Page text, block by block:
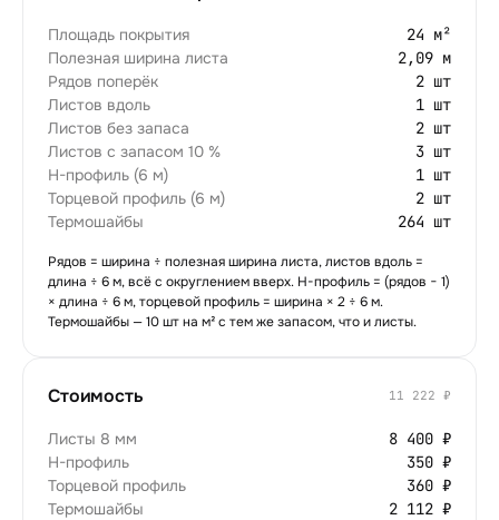
Площадь покрытия
24 м²
Полезная ширина листа
2,09 м
Рядов поперёк
2 шт
Листов вдоль
1 шт
Листов без запаса
2 шт
Листов с запасом 10 %
3 шт
H-профиль (6 м)
1 шт
Торцевой профиль (6 м)
2 шт
Термошайбы
264 шт
Рядов = ширина ÷ полезная ширина листа, листов вдоль =
длина ÷ 6м, всё с округлением вверх. H-профиль = (рядов − 1)
× длина ÷ 6м, торцевой профиль = ширина × 2 ÷ 6м.
Термошайбы —10шт на м² с тем же запасом, что и листы.
Стоимость 11 222 ₽
Листы 8 мм
8 400 ₽
H-профиль
350 ₽
Торцевой профиль
360 ₽
Термошайбы
2 112 ₽